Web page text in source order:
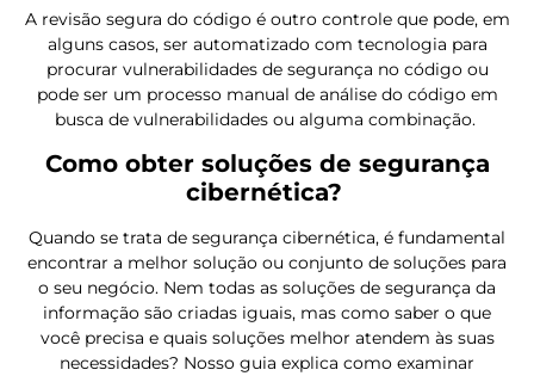
A revisão segura do código é outro controle que pode, em
alguns casos, ser automatizado com tecnologia para
procurar vulnerabilidades de segurança no código ou
pode ser um processo manual de análise do código em
busca de vulnerabilidades ou alguma combinação.
Como obter soluções de segurança
cibernética?
Quando se trata de segurança cibernética, é fundamental
encontrar a melhor solução ou conjunto de soluções para
o seu negócio. Nem todas as soluções de segurança da
informação são criadas iguais, mas como saber o que
você precisa e quais soluções melhor atendem às suas
necessidades? Nosso guia explica como examinar